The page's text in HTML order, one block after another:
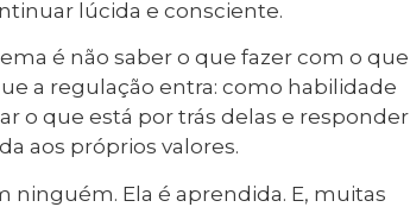
lúcida e consciente.
é não saber o que fazer com o que
a regulação entra: como habilidade
o que está por trás delas e responder
aos próprios valores.
ninguém. Ela é aprendida. E, muitas